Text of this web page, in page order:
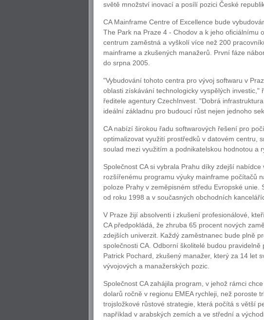
světě množství inovací a posílí pozici České
CA Mainframe Centre of Excellence bude
The Park na Praze 4 - Chodov a k jeho oficiálnímu
centrum zaměstná a vyškolí více než 200
mainframe a zkušených manažerů. První fáze
do srpna 2005.
"Vybudování tohoto centra pro vývoj softwaru v
oblasti získávání technologicky vyspělých
ředitele agentury CzechInvest. "Dobrá
ideální základnu pro budoucí růst nejen jednoho
CA nabízí širokou řadu softwarových řešení pro
optimalizovat využití prostředků v datovém centru,
soulad mezi využitím a podnikatelskou hodnotou a
Společnost CA si vybrala Prahu díky zdejší
rozšířenému programu výuky mainframe počítačů
poloze Prahy v zeměpisném středu Evropské
od roku 1998 a v současných obchodních
V Praze žijí absolventi i zkušení profesionálové,
CA předpokládá, že zhruba 65 procent nových
zdejších univerzit. Každý zaměstnanec bude plně
společnosti CA. Odborní školitelé budou
Patrick Pochard, zkušený manažer, který za 14 let
vývojových a manažerských pozic.
Společnost CA zahájila program, v jehož rámci
dolarů ročně v regionu EMEA rychleji, než poroste
trojsložkové růstové strategie, která počítá s větší
například v arabských zemích a ve střední a